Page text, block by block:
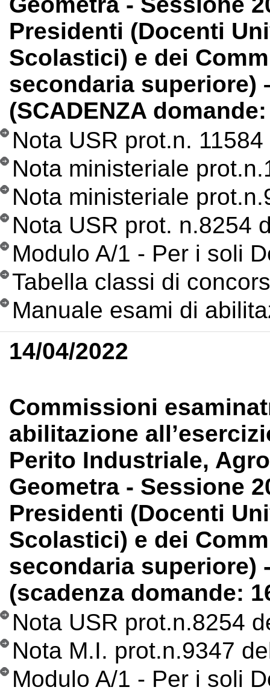
Presidenti (Docenti
Scolastici) e dei
secondaria superiore)
(SCADENZA
Nota USR prot.n.
Nota ministeriale
Nota ministeriale
Nota USR prot. n.8254
Modulo A/1 - Per i soli
Tabella classi di
Manuale esami di
14/04/2022
Commissioni
abilitazione
Perito Industriale,
Geometra - Sessione
Presidenti (Docenti
Scolastici) e dei
secondaria superiore)
(scadenza domande:
Nota USR prot.n.8254
Nota M.I. prot.n.9347
Modulo A/1 - Per i soli